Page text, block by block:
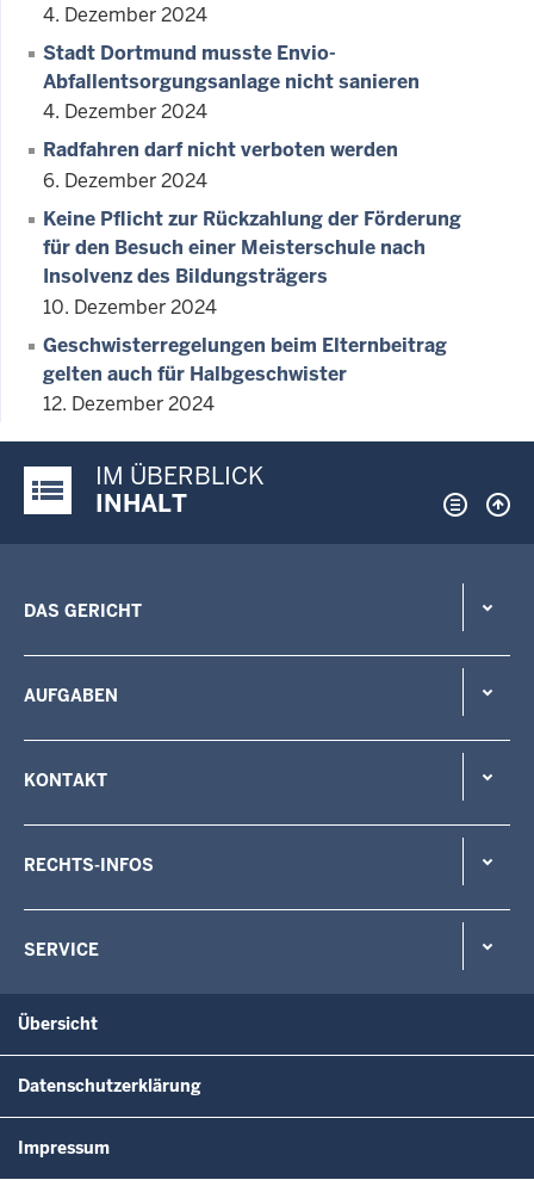
4. Dezember 2024
Stadt Dortmund musste Envio-
Abfallentsorgungsanlage nicht sanieren
4. Dezember 2024
Radfahren darf nicht verboten werden
6. Dezember 2024
Keine Pflicht zur Rückzahlung der Förderung
für den Besuch einer Meisterschule nach
Insolvenz des Bildungsträgers
10. Dezember 2024
Geschwisterregelungen beim Elternbeitrag
gelten auch für Halbgeschwister
12. Dezember 2024
Justiz-Portal im Überblick:
IM ÜBERBLICK
INHALT
DAS GERICHT
AUFGABEN
KONTAKT
RECHTS-INFOS
SERVICE
Übersicht
Datenschutzerklärung
Impressum